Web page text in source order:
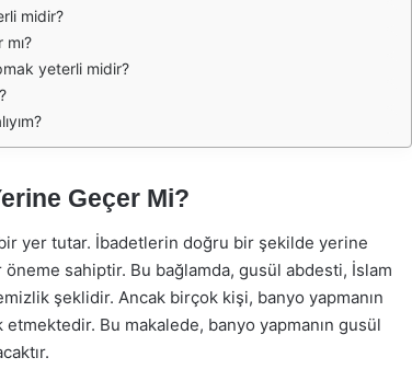
midir?
yeterli midir?
Geçer Mi?
yer tutar. İbadetlerin doğru bir şekilde yerine
sahiptir. Bu bağlamda, gusül abdesti, İslam
şeklidir. Ancak birçok kişi, banyo yapmanın
Bu makalede, banyo yapmanın gusül